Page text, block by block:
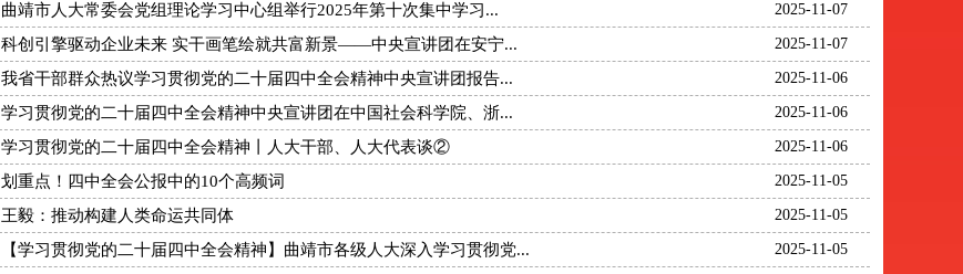
2025-11-07
曲靖市人大常委会党组理论学习中心组举行2025年第十次集中学习...
2025-11-07
科创引擎驱动企业未来 实干画笔绘就共富新景——中央宣讲团在安宁...
2025-11-06
我省干部群众热议学习贯彻党的二十届四中全会精神中央宣讲团报告...
2025-11-06
学习贯彻党的二十届四中全会精神中央宣讲团在中国社会科学院、浙...
2025-11-06
学习贯彻党的二十届四中全会精神丨人大干部、人大代表谈②
2025-11-05
划重点！四中全会公报中的10个高频词
2025-11-05
王毅：推动构建人类命运共同体
2025-11-05
【学习贯彻党的二十届四中全会精神】曲靖市各级人大深入学习贯彻党...